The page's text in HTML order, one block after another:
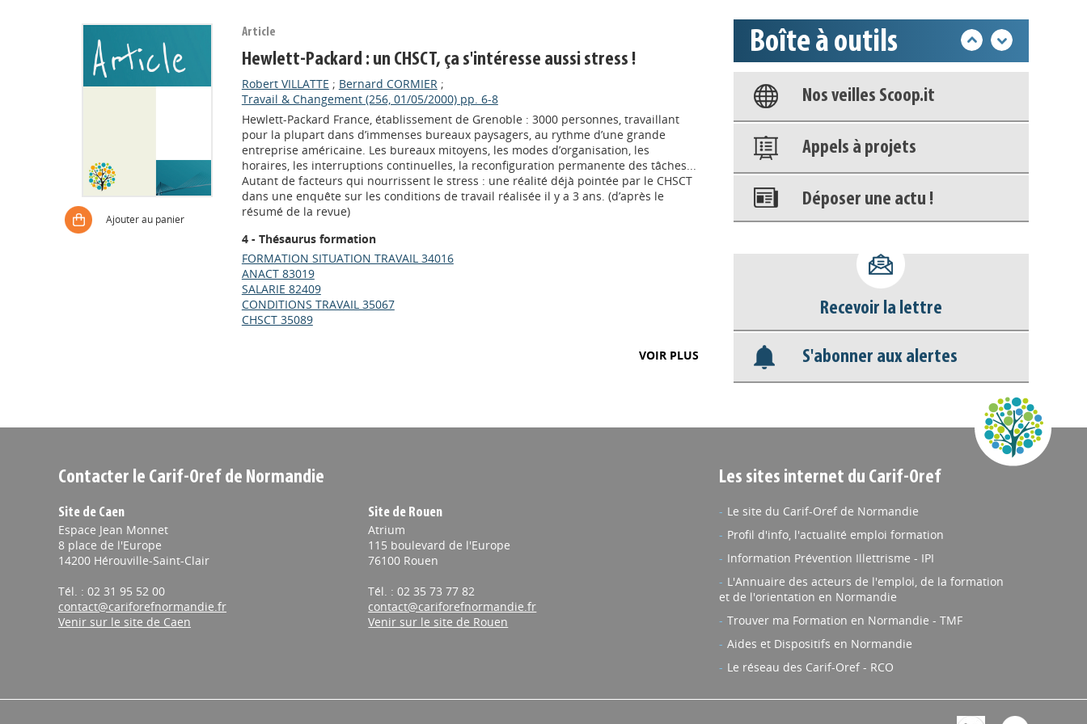
Ajouter au panier
Article
Hewlett-Packard : un CHSCT, ça s'intéresse aussi stress !
Robert VILLATTE ; Bernard CORMIER;
Travail & Changement (256, 01/05/2000) pp. 6-8
Hewlett-Packard France, établissement de Grenoble : 3000 personnes, travaillant
pour la plupart dans d’immenses bureaux paysagers, au rythme d’une grande
entreprise américaine. Les bureaux mitoyens, les modes d’organisation, les
horaires, les interruptions continuelles, la reconfiguration permanente des tâches...
Autant de facteurs qui nourrissent le stress : une réalité déjà pointée par le CHSCT
dans une enquête sur les conditions de travail réalisée il y a 3 ans. (d’après le
résumé de la revue)
4 - Thésaurus formation
FORMATION SITUATION TRAVAIL 34016
ANACT 83019
SALARIE 82409
CONDITIONS TRAVAIL 35067
CHSCT 35089
VOIR PLUS
Boîte à outils
Base documentaire
Nos veilles Scoop.it
Appels à projets
Déposer une actu !
déconnecter)
Base documentaire
Nos veilles Scoop.it
Recevoir la lettre
S'abonner aux alertes
Contacter le Carif-Oref de Normandie
Site de Caen
Espace Jean Monnet
8 place de l'Europe
14200 Hérouville-Saint-Clair
Tél. : 02 31 95 52 00
contact@cariforefnormandie.fr
Venir sur le site de Caen
Site de Rouen
Atrium
115 boulevard de l'Europe
76100 Rouen
Tél. : 02 35 73 77 82
contact@cariforefnormandie.fr
Venir sur le site de Rouen
Les sites internet du Carif-Oref
Le site du Carif-Oref de Normandie
Profil d'info, l'actualité emploi formation
Information Prévention Illettrisme - IPI
L'Annuaire des acteurs de l'emploi, de la formation
et de l'orientation en Normandie
Trouver ma Formation en Normandie - TMF
Aides et Dispositifs en Normandie
Le réseau des Carif-Oref - RCO